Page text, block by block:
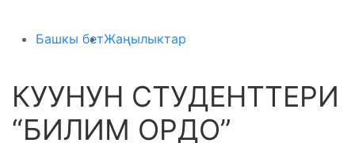
Башкы бетЖаңылыктар
КУУНУН СТУДЕНТТЕРИ
“БИЛИМ ОРДО”